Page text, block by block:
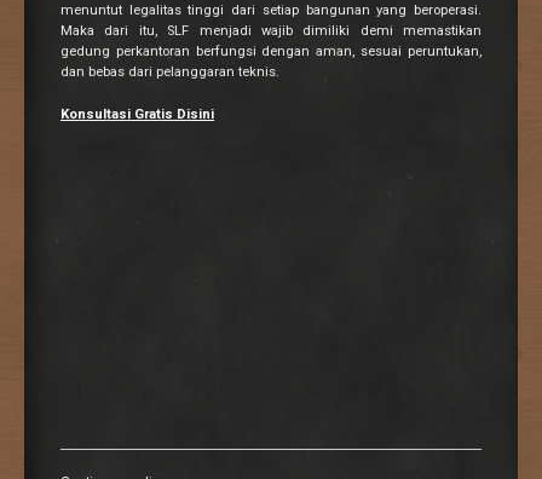
menuntut legalitas tinggi dari setiap bangunan yang beroperasi.
Maka dari itu, SLF menjadi wajib dimiliki demi memastikan
gedung perkantoran berfungsi dengan aman, sesuai peruntukan,
dan bebas dari pelanggaran teknis.
Konsultasi Gratis Disini